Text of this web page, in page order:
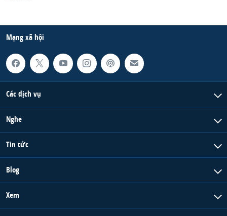
Mạng xã hội
Các dịch vụ
Nghe
Tin tức
Blog
Xem